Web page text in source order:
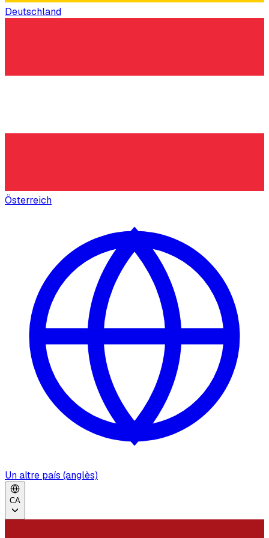
Deutschland
Österreich
Un altre país (anglès)
CA